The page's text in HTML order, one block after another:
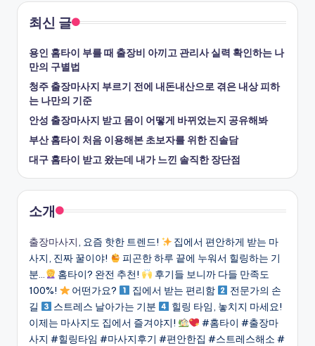
최신 글
용인 홈타이 부를 때 출장비 아끼고 관리사 실력 확인하는 나
만의 구별법
청주 출장마사지 부르기 전에 내돈내산으로 겪은 내상 피하
는 나만의 기준
안성 출장마사지 받고 몸이 어떻게 바뀌었는지 공유해봐
부산 홈타이 처음 이용해본 초보자를 위한 진솔담
대구 홈타이 받고 왔는데 내가 느낀 솔직한 장단점
소개
출장마사지, 요즘 핫한 트렌드!
집에서 편안하게 받는 마
사지, 진짜 꿀이야!
피곤한 하루 끝에 누워서 힐링하는 기
분…
홈타이? 완전 추천!
후기들 보니까 다들 만족도
100%!
어떤가요? 집에서 받는 편리함
전문가의 손
길
스트레스 날아가는 기분
힐링 타임, 놓치지 마세요!
이제는 마사지도 집에서 즐겨야지!
#홈타이 #출장마
사지 #힐링타임 #마사지후기 #편안한집 #스트레스해소 #